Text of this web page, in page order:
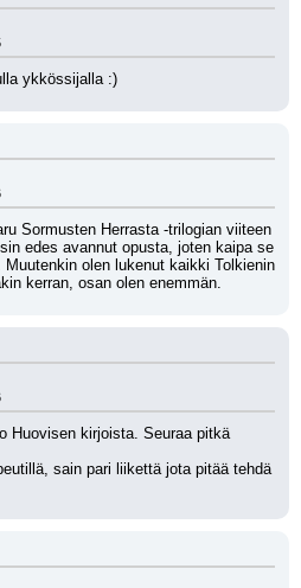
ykkössijalla :)
Sormusten Herrasta -trilogian viiteen
edes avannut opusta, joten kaipa se
olen lukenut kaikki Tolkienin
kerran, osan olen enemmän.
Huovisen kirjoista. Seuraa pitkä
sain pari liikettä jota pitää tehdä